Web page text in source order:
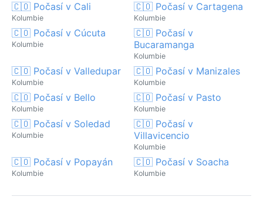
🇨🇴 Počasí v Cali
Kolumbie
🇨🇴 Počasí v Cartagena
Kolumbie
🇨🇴 Počasí v Cúcuta
Kolumbie
🇨🇴 Počasí v
Bucaramanga
Kolumbie
🇨🇴 Počasí v Valledupar
Kolumbie
🇨🇴 Počasí v Manizales
Kolumbie
🇨🇴 Počasí v Bello
Kolumbie
🇨🇴 Počasí v Pasto
Kolumbie
🇨🇴 Počasí v Soledad
Kolumbie
🇨🇴 Počasí v
Villavicencio
Kolumbie
🇨🇴 Počasí v Popayán
Kolumbie
🇨🇴 Počasí v Soacha
Kolumbie